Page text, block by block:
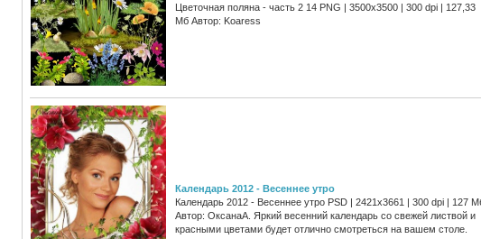
Цветочная поляна - часть 2 14 PNG | 3500x3500 | 300 dpi | 127,33
Мб Автор: Koaress
Календарь 2012 - Весеннее утро
Календарь 2012 - Весеннее утро PSD | 2421x3661 | 300 dpi | 127
Автор: ОксанаА. Яркий весенний календарь со свежей листвой и
красными цветами будет отлично смотреться на вашем столе.